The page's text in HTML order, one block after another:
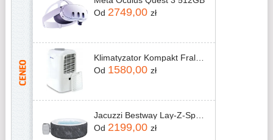
Od 2749,00 zł
Klimatyzator Kompakt Fral FSC03.1
Od 1580,00 zł
Jacuzzi Bestway Lay-Z-Spa Boracay 60175 180x66cm
Od 2199,00 zł